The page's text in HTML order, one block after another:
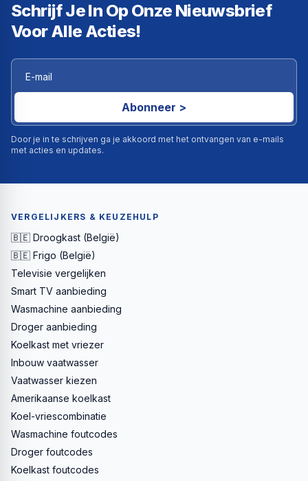
Schrijf Je In Op Onze Nieuwsbrief
Voor Alle Acties!
Abonneer >
Door je in te schrijven ga je akkoord met het ontvangen van e-mails
met acties en updates.
VERGELIJKERS & KEUZEHULP
🇧🇪 Droogkast (België)
🇧🇪 Frigo (België)
Televisie vergelijken
Smart TV aanbieding
Wasmachine aanbieding
Droger aanbieding
Koelkast met vriezer
Inbouw vaatwasser
Vaatwasser kiezen
Amerikaanse koelkast
Koel-vriescombinatie
Wasmachine foutcodes
Droger foutcodes
Koelkast foutcodes